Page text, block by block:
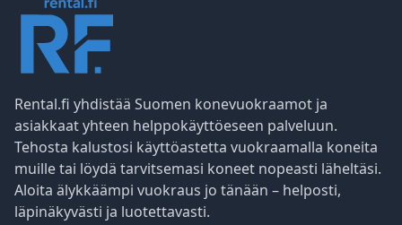
Rental.fi yhdistää Suomen konevuokraamot ja
asiakkaat yhteen helppokäyttöeseen palveluun.
Tehosta kalustosi käyttöastetta vuokraamalla koneita
muille tai löydä tarvitsemasi koneet nopeasti läheltäsi.
Aloita älykkäämpi vuokraus jo tänään – helposti,
läpinäkyvästi ja luotettavasti.